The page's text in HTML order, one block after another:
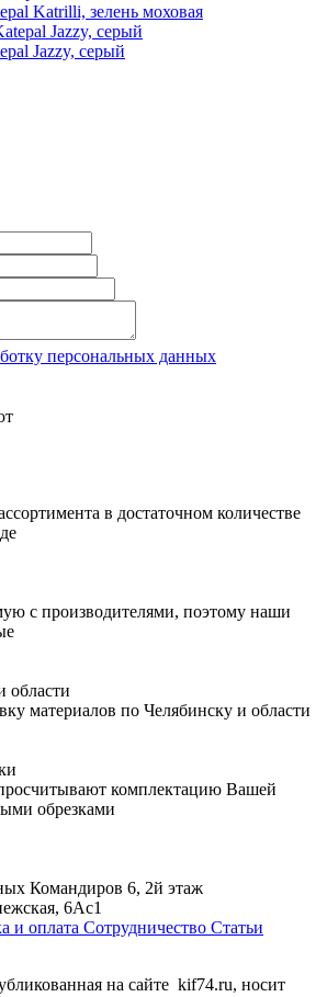
Katrilli, зелень моховая
Jazzy, серый
персональных данных
в достаточном количестве
с производителями, поэтому наши
области
материалов по Челябинску и области
комплектацию Вашей
обрезками
Командиров 6, 2й этаж
6Ас1
и оплата Сотрудничество Статьи
на сайте kif74.ru, носит